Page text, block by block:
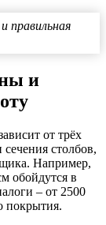
правильная
и
от трёх
столбов,
Например,
обойдутся в
– от 2500
покрытия.